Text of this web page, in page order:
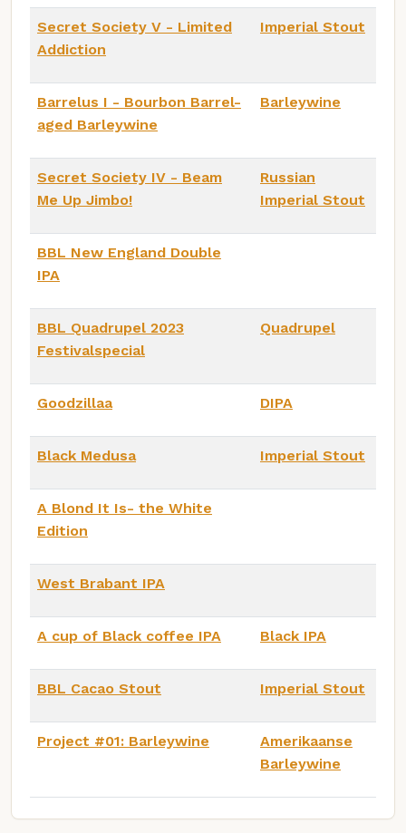
Secret Society V - Limited
Addiction
Imperial Stout
Barrelus I - Bourbon Barrel-
aged Barleywine
Barleywine
Secret Society IV - Beam
Me Up Jimbo!
Russian
Imperial Stout
BBL New England Double
IPA
BBL Quadrupel 2023
Festivalspecial
Quadrupel
Goodzillaa DIPA
Black Medusa Imperial Stout
A Blond It Is- the White
Edition
West Brabant IPA
A cup of Black coffee IPA Black IPA
BBL Cacao Stout Imperial Stout
Project #01: Barleywine
Amerikaanse
Barleywine